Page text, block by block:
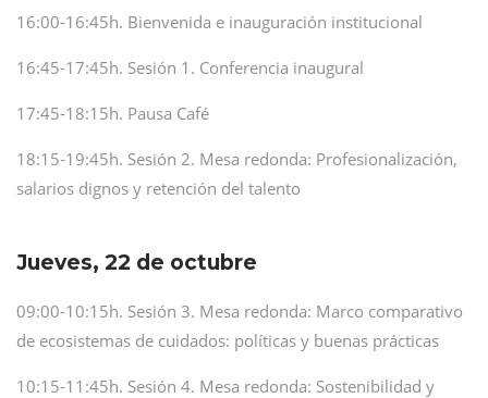
16:00-16:45h. Bienvenida e inauguración institucional
16:45-17:45h. Sesión 1. Conferencia inaugural
17:45-18:15h. Pausa Café
18:15-19:45h. Sesión 2. Mesa redonda: Profesionalización,
salarios dignos y retención del talento
Jueves, 22 de octubre
09:00-10:15h. Sesión 3. Mesa redonda: Marco comparativo
de ecosistemas de cuidados: políticas y buenas prácticas
10:15-11:45h. Sesión 4. Mesa redonda: Sostenibilidad y